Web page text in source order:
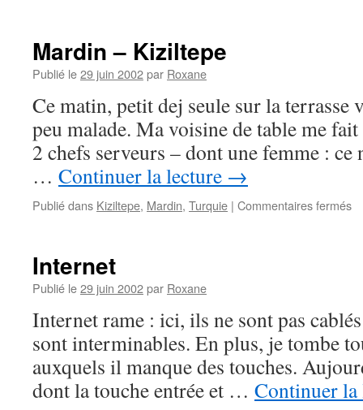
Mardin – Kiziltepe
Publié le29 juin 2002par Roxane
Ce matin, petit dej seule sur la terrasse
peu malade. Ma voisine de table me
2 chefs serveurs – dont une femme : ce
… Continuer la lecture →
Publié dans Kiziltepe, Mardin, Turquie | Commentaires fermés
Internet
Publié le29 juin 2002par Roxane
Internet rame : ici, ils ne sont pas
sont interminables. En plus, je tombe
auxquels il manque des touches.
dont la touche entrée et … Continuer